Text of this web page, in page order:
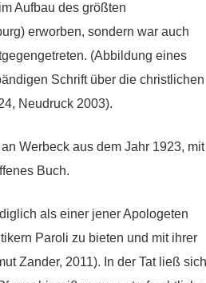
Aufbau des größten
erworben, sondern war auch
(Abbildung eines
Schrift über die christlichen
Neudruck 2003).
Werbeck aus dem Jahr 1923, mit
Buch.
als einer jener Apologeten
Paroli zu bieten und mit ihrer
Zander, 2011). In der Tat ließ sich